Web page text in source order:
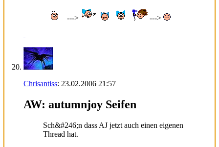
---> --->
Chrisantiss: 23.02.2006 21:57
AW: autumnjoy Seifen
Sch&#246;n dass AJ jetzt auch einen eigenen
Thread hat.